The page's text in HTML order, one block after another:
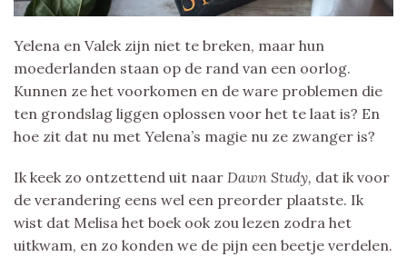
Yelena en Valek zijn niet te breken, maar hun
moederlanden staan op de rand van een oorlog.
Kunnen ze het voorkomen en de ware problemen die
ten grondslag liggen oplossen voor het te laat is? En
hoe zit dat nu met Yelena’s magie nu ze zwanger is?
Ik keek zo ontzettend uit naar Dawn Study, dat ik voor
de verandering eens wel een preorder plaatste. Ik
wist dat Melisa het boek ook zou lezen zodra het
uitkwam, en zo konden we de pijn een beetje verdelen.